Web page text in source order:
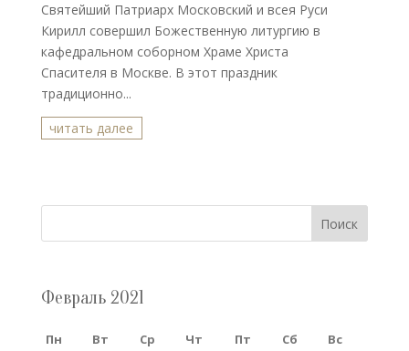
Святейший Патриарх Московский и всея Руси
Кирилл совершил Божественную литургию в
кафедральном соборном Храме Христа
Спасителя в Москве. В этот праздник
традиционно...
читать далее
Поиск
Февраль 2021
Пн Вт Ср Чт Пт Сб Вс